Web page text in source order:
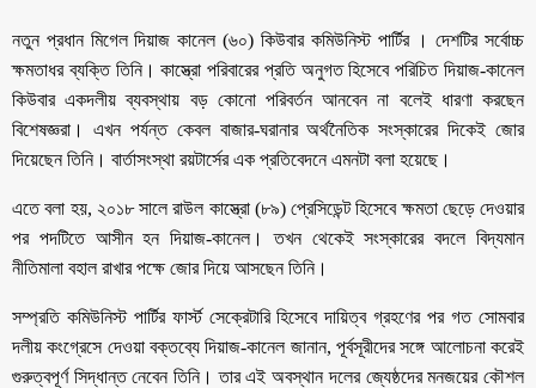
নতুন প্রধান মিগেল দিয়াজ কানেল (৬০) কিউবার কমিউনিস্ট পার্টির । দেশটির সর্বোচ্চ
ক্ষমতাধর ব্যক্তি তিনি। কাস্ত্রো পরিবারের প্রতি অনুগত হিসেবে পরিচিত দিয়াজ-কানেল
কিউবার একদলীয় ব্যবস্থায় বড় কোনো পরিবর্তন আনবেন না বলেই ধারণা করছেন
বিশেষজ্ঞরা। এখন পর্যন্ত কেবল বাজার-ঘরানার অর্থনৈতিক সংস্কারের দিকেই জোর
দিয়েছেন তিনি। বার্তাসংস্থা রয়টার্সের এক প্রতিবেদনে এমনটা বলা হয়েছে।
এতে বলা হয়, ২০১৮ সালে রাউল কাস্ত্রো (৮৯) প্রেসিডেন্ট হিসেবে ক্ষমতা ছেড়ে দেওয়ার
পর পদটিতে আসীন হন দিয়াজ-কানেল। তখন থেকেই সংস্কারের বদলে বিদ্যমান
নীতিমালা বহাল রাখার পক্ষে জোর দিয়ে আসছেন তিনি।
সম্প্রতি কমিউনিস্ট পার্টির ফার্স্ট সেক্রেটারি হিসেবে দায়িত্ব গ্রহণের পর গত সোমবার
দলীয় কংগ্রেসে দেওয়া বক্তব্যে দিয়াজ-কানেল জানান, পূর্বসূরীদের সঙ্গে আলোচনা করেই
গুরুত্বপূর্ণ সিদ্ধান্ত নেবেন তিনি। তার এই অবস্থান দলের জ্যেষ্ঠদের মনজয়ের কৌশল